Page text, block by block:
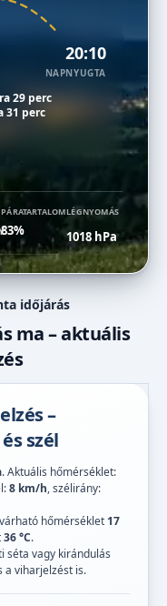
20:10
NAPNYUGTA
29 perc
31 perc
PÁRATARTALOM
83%
LÉGNYOMÁS
1018 hPa
időjárás
ma – aktuális
–
szél
. Aktuális hőmérséklet:
8 km/h, szélirány:
hőmérséklet 17
36 °C.
séta vagy kirándulás
a viharjelzést is.